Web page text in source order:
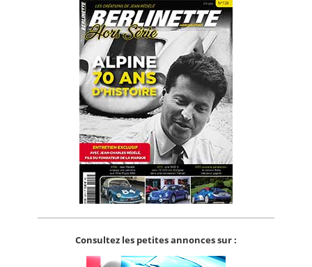
Consultez les petites annonces sur :